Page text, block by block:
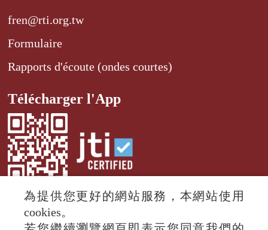
fren@rti.org.tw
Formulaire
Rapports d'écoute (ondes courtes)
Télécharger l'App
為提供您更好的網站服務，本網站使用
cookies。